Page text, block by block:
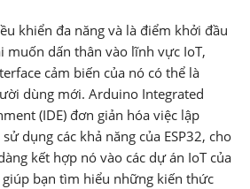
khiển đa năng và là điểm khởi đầu
muốn dấn thân vào lĩnh vực IoT,
cảm biến của nó có thể là
dùng mới. Arduino Integrated
(IDE) đơn giản hóa việc lập
dụng các khả năng của ESP32, cho
kết hợp nó vào các dự án IoT của
giúp bạn tìm hiểu những kiến thức